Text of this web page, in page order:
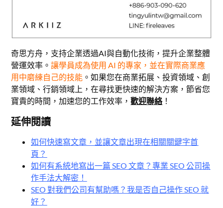
奇思方舟，支持企業透過AI與自動化技術，提升企業整體
營運效率。讓學員成為使用 AI 的專家，並在實際商業應
用中磨練自己的技能 。如果您在商業拓展、投資領域、創
業領域、行銷領域上，在尋找更快速的解決方案，節省您
寶貴的時間，加速您的工作效率，歡迎聯絡！
延伸閱讀
如何快速寫文章，並讓文章出現在相關關鍵字首
頁？
如何有系統地寫出一篇 SEO 文章？專業 SEO 公司操
作手法大解密！
SEO 對我們公司有幫助嗎？我是否自己操作 SEO 就
好？